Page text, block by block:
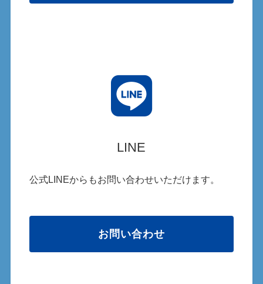
LINE
公式LINEからもお問い合わせいただけます。
お問い合わせ